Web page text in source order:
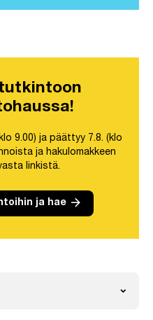
9.00) ja päättyy 7.8. (klo
ja hakulomakkeen
linkistä.
ja hae arrow_forward
expand_more